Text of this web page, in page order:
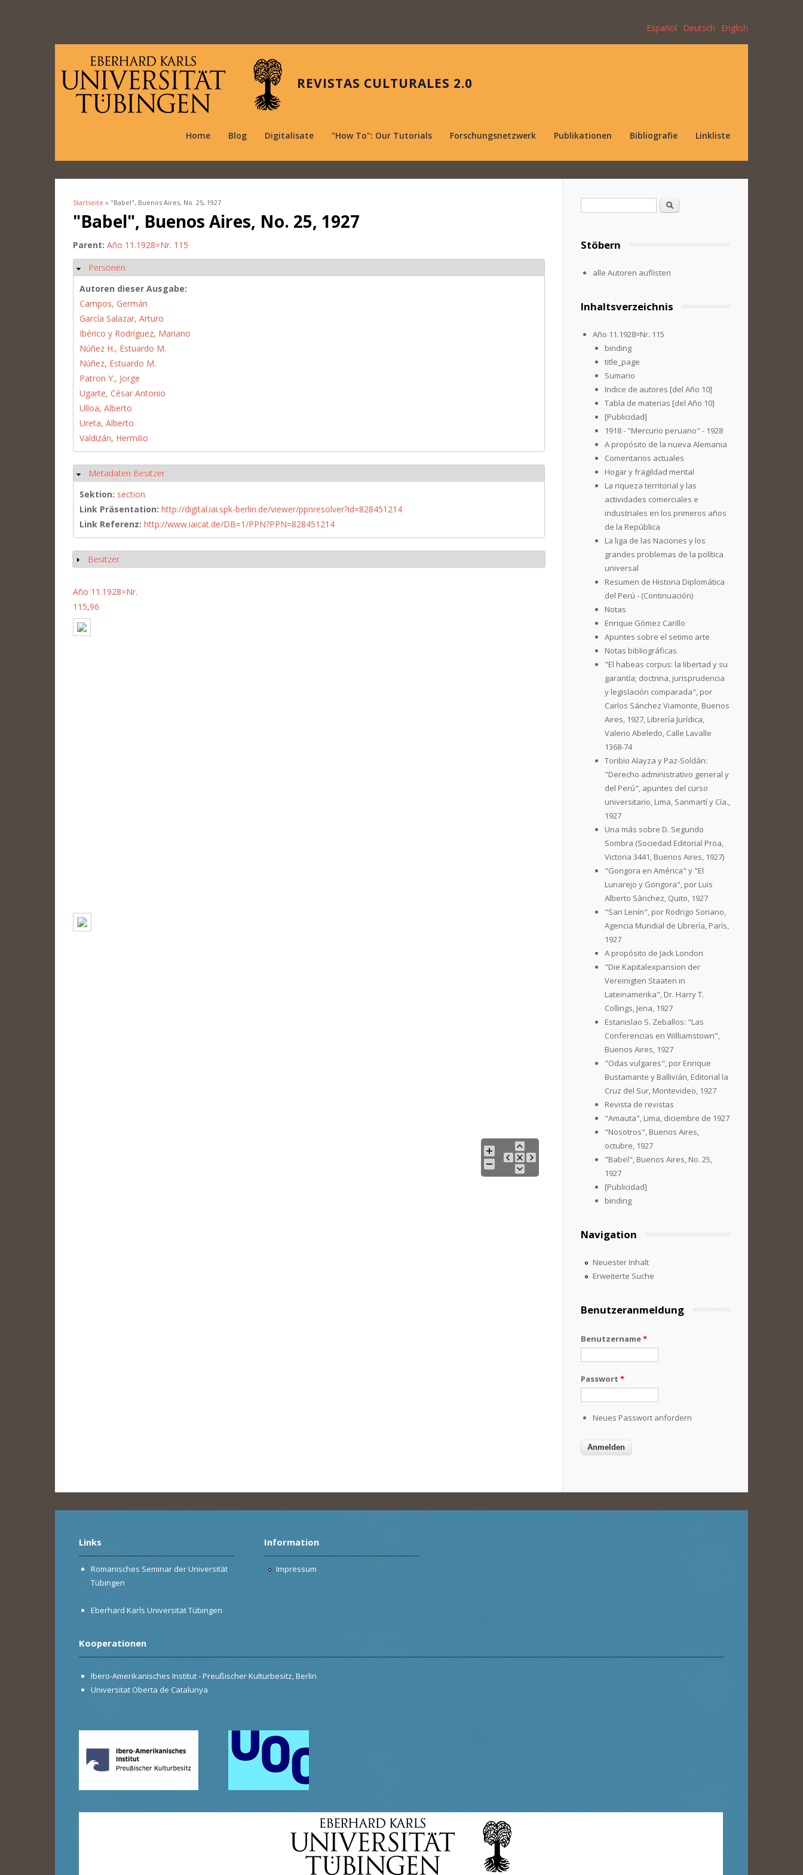
Español Deutsch English
REVISTAS CULTURALES 2.0
Home Blog Digitalisate "How To": Our Tutorials Forschungsnetzwerk Publikationen Bibliografie Linkliste
Sie sind hier
Startseite » "Babel", Buenos Aires, No. 25, 1927
"Babel", Buenos Aires, No. 25, 1927
Parent: Año 11.1928=Nr. 115
Ausblenden
Personen
Autoren dieser Ausgabe:
Campos, Germán
García Salazar, Arturo
Ibérico y Rodríguez, Mariano
Núñez H., Estuardo M.
Núñez, Estuardo M.
Patron Y., Jorge
Ugarte, César Antonio
Ulloa, Alberto
Ureta, Alberto
Valdizán, Hermilio
Ausblenden
Metadaten Besitzer
Sektion: section
Link Präsentation: http://digital.iai.spk-berlin.de/viewer/ppnresolver?id=828451214
Link Referenz: http://www.iaicat.de/DB=1/PPN?PPN=828451214
Anzeigen
Besitzer
Año 11.1928=Nr.
115,96
Suche
Stöbern
alle Autoren auflisten
Inhaltsverzeichnis
Año 11.1928=Nr. 115
binding
title_page
Sumario
Indice de autores [del Año 10]
Tabla de materias [del Año 10]
[Publicidad]
1918 - "Mercurio peruano" - 1928
A propósito de la nueva Alemania
Comentarios actuales
Hogar y fragildad mental
La riqueza territorial y las
actividades comerciales e
industriales en los primeros años
de la República
La liga de las Naciones y los
grandes problemas de la política
universal
Resumen de Historia Diplomática
del Perú - (Continuación)
Notas
Enrique Gómez Carillo
Apuntes sobre el setimo arte
Notas bibliográficas
"El habeas corpus: la libertad y su
garantía; doctrina, jurisprudencia
y legislación comparada", por
Carlos Sánchez Viamonte, Buenos
Aires, 1927, Librería Jurídica,
Valerio Abeledo, Calle Lavalle
1368-74
Toribio Alayza y Paz-Soldán:
"Derecho administrativo general y
del Perú", apuntes del curso
universitario, Lima, Sanmartí y Cía.,
1927
Una más sobre D. Segundo
Sombra (Sociedad Editorial Proa,
Victoria 3441, Buenos Aires, 1927)
"Gongora en América" y "El
Lunarejo y Gongora", por Luis
Alberto Sànchez, Quito, 1927
"San Lenín", por Rodrigo Soriano,
Agencia Mundial de Librería, París,
1927
A propósito de Jack London
"Die Kapitalexpansion der
Vereinigten Staaten in
Lateinamerika", Dr. Harry T.
Collings, Jena, 1927
Estanislao S. Zeballos: "Las
Conferencias en Williamstown",
Buenos Aires, 1927
"Odas vulgares", por Enrique
Bustamante y Ballivián, Editorial la
Cruz del Sur, Montevideo, 1927
Revista de revistas
"Amauta", Lima, diciembre de 1927
"Nosotros", Buenos Aires,
octubre, 1927
"Babel", Buenos Aires, No. 25,
1927
[Publicidad]
binding
Navigation
Neuester Inhalt
Erweiterte Suche
Benutzeranmeldung
Benutzername*
Passwort *
Neues Passwort anfordern
Links
Romanisches Seminar der Universität
Tübingen
Eberhard Karls Universität Tübingen
Information
Impressum
Kooperationen
Ibero-Amerikanisches Institut - Preußischer Kulturbesitz, Berlin
Universitat Oberta de Catalunya